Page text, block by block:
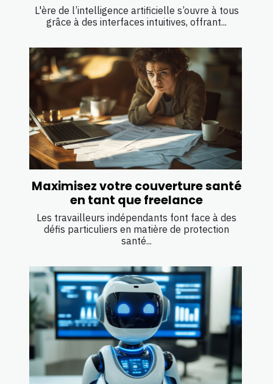
L'ère de l’intelligence artificielle s’ouvre à tous
grâce à des interfaces intuitives, offrant...
Maximisez votre couverture santé
en tant que freelance
Les travailleurs indépendants font face à des
défis particuliers en matière de protection
santé...